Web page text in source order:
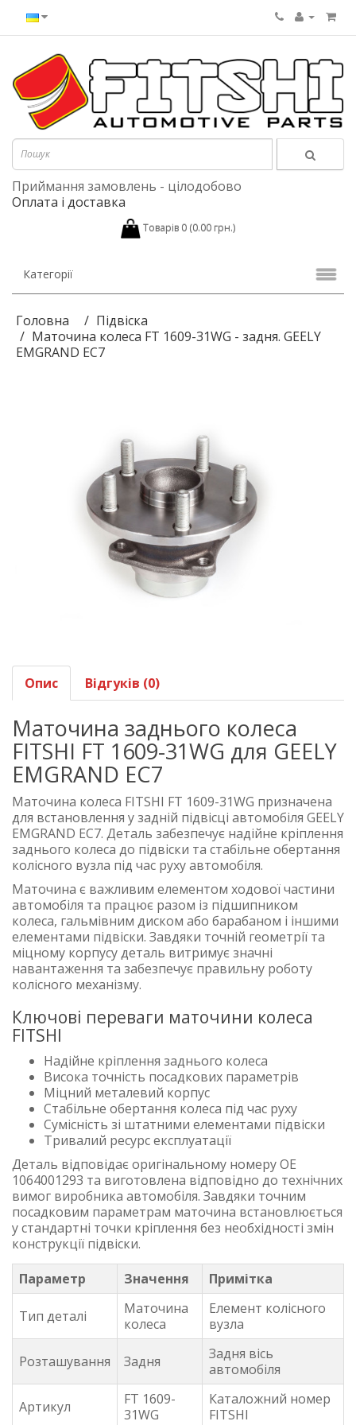
Приймання замовлень - цілодобово
Оплата і доставка
Товарів 0 (0.00 грн.)
Категорії
Головна
Підвіска
Маточина колеса FT 1609-31WG - задня. GEELY
EMGRAND EC7
Опис Відгуків (0)
Маточина заднього колеса
FITSHI FT 1609-31WG для GEELY
EMGRAND EC7
Маточина колеса FITSHI FT 1609-31WG призначена
для встановлення у задній підвісці автомобіля GEELY
EMGRAND EC7. Деталь забезпечує надійне кріплення
заднього колеса до підвіски та стабільне обертання
колісного вузла під час руху автомобіля.
Маточина є важливим елементом ходової частини
автомобіля та працює разом із підшипником
колеса, гальмівним диском або барабаном і іншими
елементами підвіски. Завдяки точній геометрії та
міцному корпусу деталь витримує значні
навантаження та забезпечує правильну роботу
колісного механізму.
Ключові переваги маточини колеса
FITSHI
Надійне кріплення заднього колеса
Висока точність посадкових параметрів
Міцний металевий корпус
Стабільне обертання колеса під час руху
Сумісність зі штатними елементами підвіски
Тривалий ресурс експлуатації
Деталь відповідає оригінальному номеру OE
1064001293 та виготовлена відповідно до технічних
вимог виробника автомобіля. Завдяки точним
посадковим параметрам маточина встановлюється
у стандартні точки кріплення без необхідності змін
конструкції підвіски.
Параметр
Значення Примітка
Тип деталі
Маточина
колеса
Елемент колісного
вузла
Розташування Задня
Задня вісь
автомобіля
Артикул
FT 1609-
31WG
Каталожний номер
FITSHI